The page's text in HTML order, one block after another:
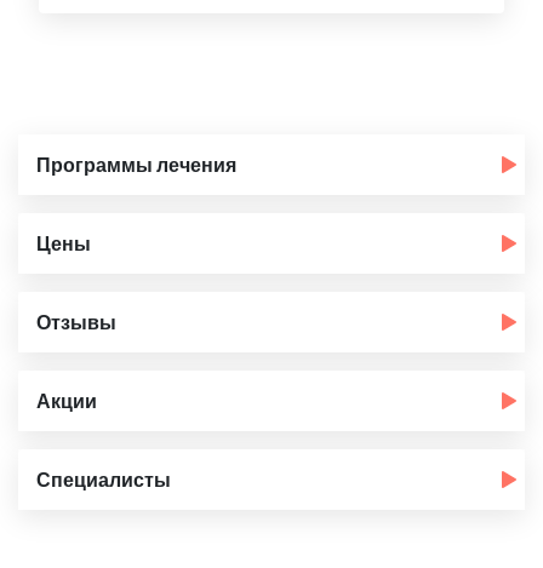
Программы лечения
Цены
Отзывы
Акции
Специалисты